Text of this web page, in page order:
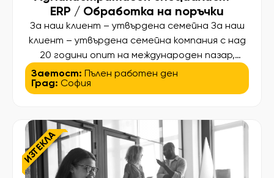
ERP / Обработка на поръчки
За наш клиент – утвърдена семейна За наш
клиент – утвърдена семейна компания с над
20 години опит на международен пазар,
специализирана в R&D и производство на
изделия за индустриални и интериорни
поръчки и ERP системи (SAP или подобни).
Основни отговорности: • Въвеждане,
обработка и […]
Заетост: Пълен работен ден
Град: София
ИЗТЕКЛА